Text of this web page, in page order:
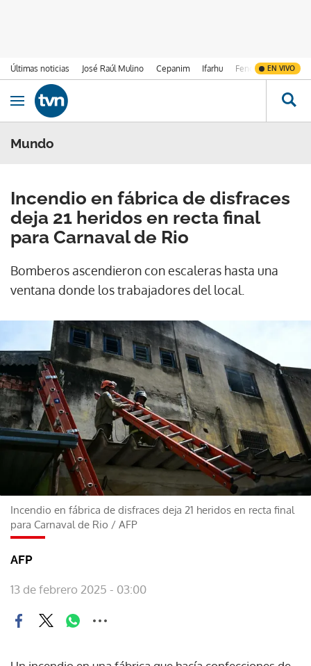
Últimas noticias José Raúl Mulino Cepanim Ifarhu Fenómeno de El
EN VIVO
Ir al contenido
Obrir navegació
Mundo
Incendio en fábrica de disfraces
deja 21 heridos en recta final
para Carnaval de Rio
Bomberos ascendieron con escaleras hasta una
ventana donde los trabajadores del local.
Incendio en fábrica de disfraces deja 21 heridos en recta final
para Carnaval de Rio / AFP
AFP
13 de febrero 2025 - 03:00